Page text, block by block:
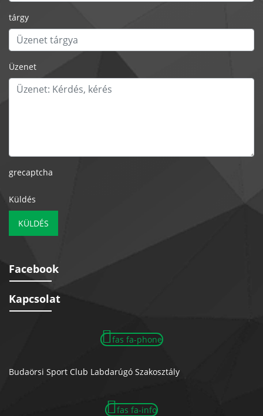
tárgy
Üzenet
grecaptcha
Küldés
KÜLDÉS
Facebook
Kapcsolat
fas fa-phone
Budaörsi Sport Club Labdarúgó Szakosztály
fas fa-info